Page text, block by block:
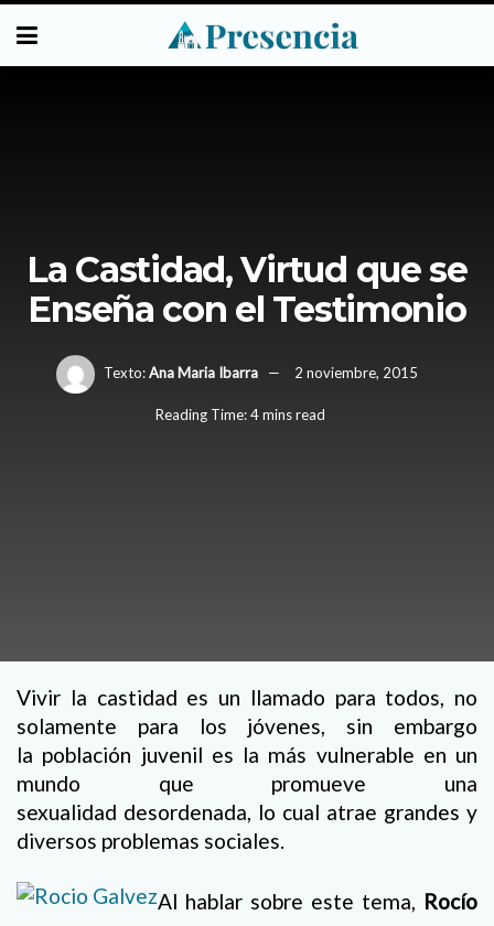
La Castidad, Virtud que se
Enseña con el Testimonio
Texto: Ana Maria Ibarra 2 noviembre, 2015
Reading Time: 4 mins read
Vivir la castidad es un llamado para todos, no
solamente para los jóvenes, sin embargo
la población juvenil es la más vulnerable en un
mundo que promueve una
sexualidad desordenada, lo cual atrae grandes y
diversos problemas sociales.
Al hablar sobre este tema, Rocío